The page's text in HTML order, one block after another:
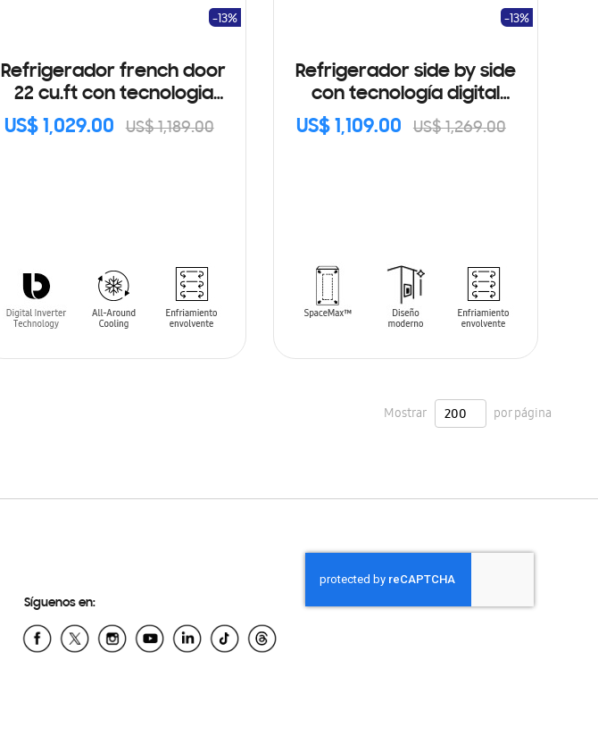
Refrigerador french door
22 cu.ft con tecnologia
digital inverter
RF22A4010S9/AP
US$ 1,029.00 US$ 1,189.00
-13%
SIN
Refrigerador side by side
con tecnología digital
inverter 28 cu.ft
RS28T5B00S9/AP
US$ 1,109.00 US$ 1,269.00
-13%
SIN
Mostrar por página
Síguenos en: